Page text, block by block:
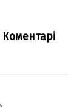
Коментарі